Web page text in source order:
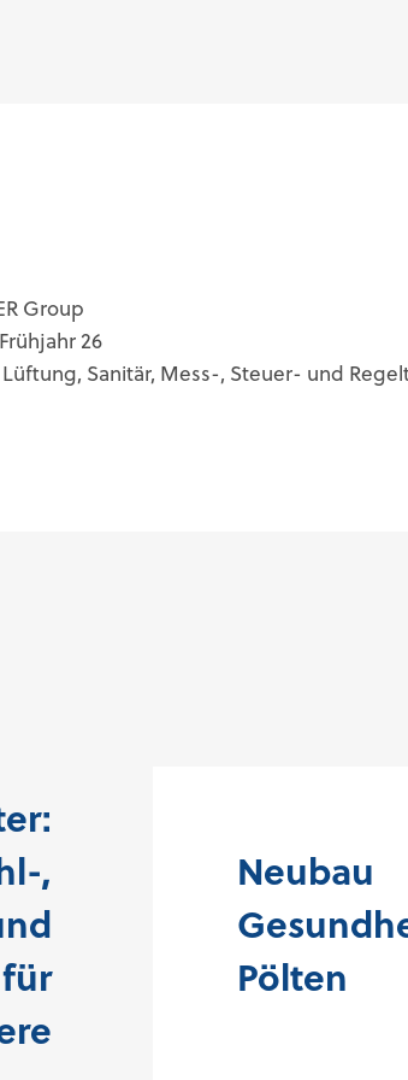
Group
26
Sanitär, Mess-, Steuer- und
,
Neubau
Pölten